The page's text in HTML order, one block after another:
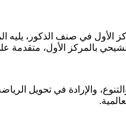
عبد الباسط الهامل بالمركز
بالمركز الأول، متقدمة
والإرادة في تحويل